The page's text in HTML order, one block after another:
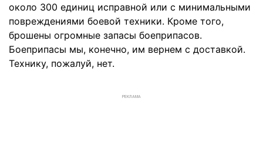
около 300 единиц исправной или с минимальными
повреждениями боевой техники. Кроме того,
брошены огромные запасы боеприпасов.
Боеприпасы мы, конечно, им вернем с доставкой.
Технику, пожалуй, нет.
РЕКЛАМА